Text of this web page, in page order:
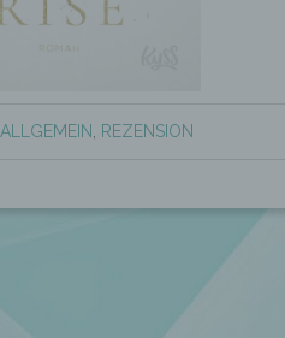
ALLGEMEIN REZENSION